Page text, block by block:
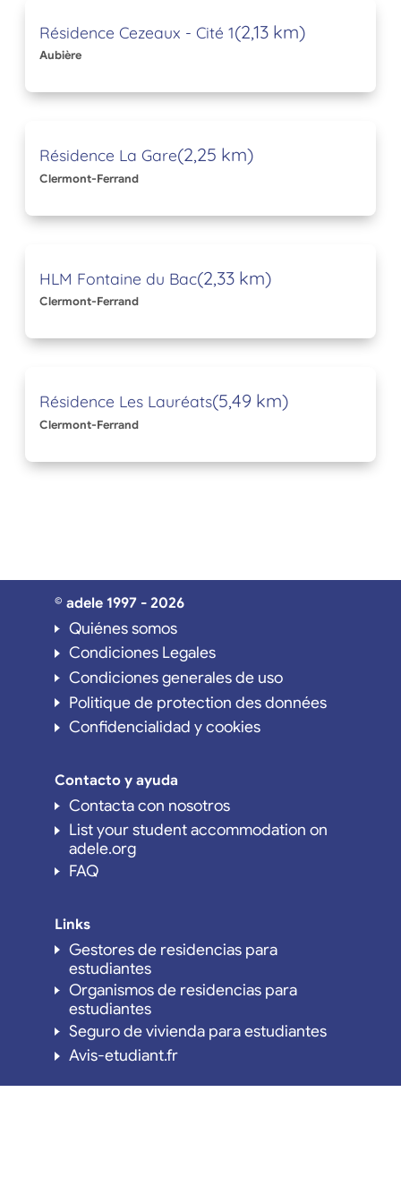
Résidence Cezeaux - Cité 1(2,13 km)
Aubière
Résidence La Gare(2,25 km)
Clermont-Ferrand
HLM Fontaine du Bac(2,33 km)
Clermont-Ferrand
Résidence Les Lauréats(5,49 km)
Clermont-Ferrand
© adele 1997 - 2026
Quiénes somos
Condiciones Legales
Condiciones generales de uso
Politique de protection des données
Confidencialidad y cookies
Contacto y ayuda
Contacta con nosotros
List your student accommodation on
adele.org
FAQ
Links
Gestores de residencias para
estudiantes
Organismos de residencias para
estudiantes
Seguro de vivienda para estudiantes
Avis-etudiant.fr